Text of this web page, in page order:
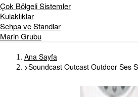
Çok Bölgeli Sistemler
Kulaklıklar
Sehpa ve Standlar
Marin Grubu
Ana Sayfa
>Soundcast Outcast Outdoor Ses